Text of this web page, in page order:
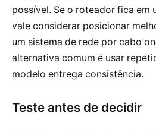
possível. Se o roteador fica em
vale considerar posicionar
um sistema de rede por cabo
alternativa comum é usar
modelo entrega consistência.
Teste antes de decidir